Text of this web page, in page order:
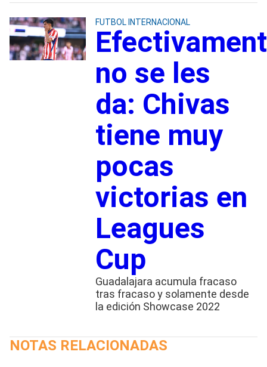
FUTBOL INTERNACIONAL
no se les
da: Chivas
tiene muy
pocas
victorias en
Leagues
Cup
Guadalajara acumula fracaso
tras fracaso y solamente desde
la edición Showcase 2022
NOTAS RELACIONADAS